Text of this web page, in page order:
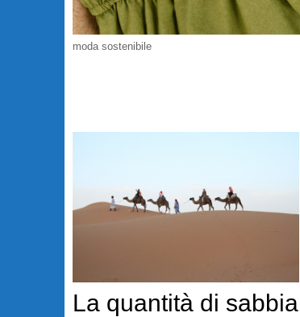
moda sostenibile
La quantità di sabbia